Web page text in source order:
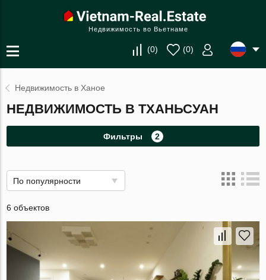
Недвижимость во Вьетнаме
(0) (0)
Недвижимость в Ханое
НЕДВИЖИМОСТЬ В ТХАНЬСУАН
Фильтры 2
По популярности
6 объектов